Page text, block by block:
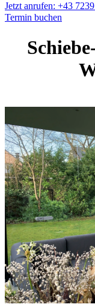
Jetzt anrufen: +43
Termin buchen